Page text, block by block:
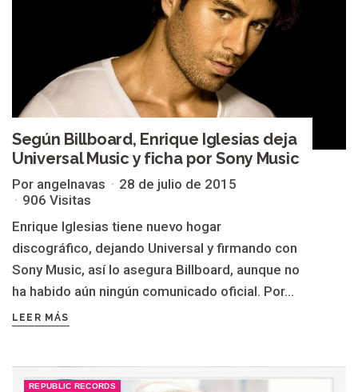
Según Billboard, Enrique Iglesias deja
Universal Music y ficha por Sony Music
Por angelnavas
28 de julio de 2015
906 Visitas
Enrique Iglesias tiene nuevo hogar
discográfico, dejando Universal y firmando con
Sony Music, así lo asegura Billboard, aunque no
ha habido aún ningún comunicado oficial. Por...
LEER MÁS
REPUBLIC RECORDS